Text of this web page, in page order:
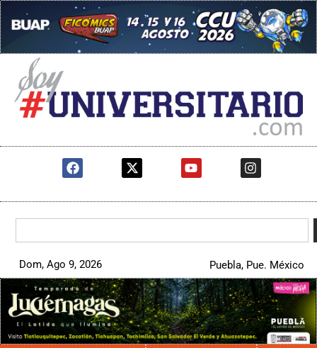
Dom, Ago 9, 2026 Puebla, Pue. México